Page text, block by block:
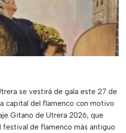
se vestirá de gala este 27 de
capital del flamenco con motivo
Gitano de Utrera 2026, que
de flamenco más antiguo